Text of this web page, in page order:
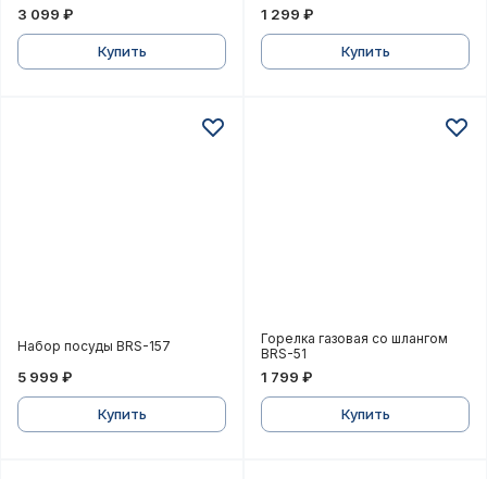
3 099 ₽
Купить
1 299 ₽
Купить
Набор посуды BRS-157
5 999 ₽
Купить
Горелка газовая со
Горелка газовая со шлангом
BRS-51
1 799 ₽
Купить